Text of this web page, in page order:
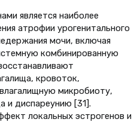
является наиболее
атрофии урогенитального
мочи, включая
комбинированную
кровоток,
микробиоту,
и диспареунию [31].
локальных эстрогенов и